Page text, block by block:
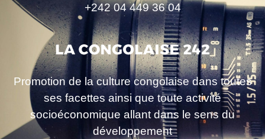
+242 04 449 36 04
Promotion de la culture congolaise dans toutes
ses facettes ainsi que toute activité
socioéconomique allant dans le sens du
développement